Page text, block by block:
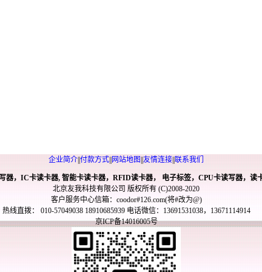
企业简介 付款方式 网站地图 友情连接 联系我们
器，IC卡读卡器, 智能卡读卡器，RFID读卡器， 电子标签，CPU卡读写器，读
北京友我科技有限公司 版权所有 (C)2008-2020
客户服务中心信箱：coodor#126.com(将#改为@)
热线直拨： 010-57049038 18910685939 电话微信：13691531038，13671114914
京ICP备14016005号